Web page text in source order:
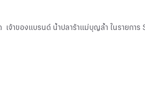
จ้าของแบรนด์ น้ำปลาร้าแม่บุญล้ำ ในรายการ